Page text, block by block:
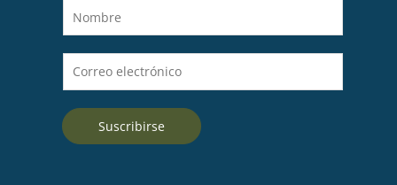
o
m
e
*
o
r
Suscribirse